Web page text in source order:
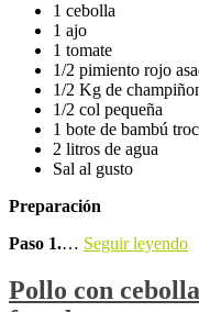
1 cebolla
1 ajo
1 tomate
1/2 pimiento rojo
1/2 Kg de
1/2 col pequeña
1 bote de bambú
2 litros de agua
Sal al gusto
Preparación
Paso 1.… Seguir leyendo
Pollo con